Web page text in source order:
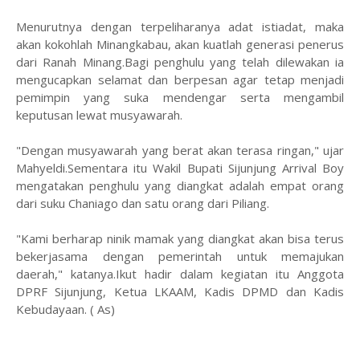
Menurutnya dengan terpeliharanya adat istiadat, maka
akan kokohlah Minangkabau, akan kuatlah generasi penerus
dari Ranah Minang.Bagi penghulu yang telah dilewakan ia
mengucapkan selamat dan berpesan agar tetap menjadi
pemimpin yang suka mendengar serta mengambil
keputusan lewat musyawarah.
"Dengan musyawarah yang berat akan terasa ringan," ujar
Mahyeldi.Sementara itu Wakil Bupati Sijunjung Arrival Boy
mengatakan penghulu yang diangkat adalah empat orang
dari suku Chaniago dan satu orang dari Piliang.
"Kami berharap ninik mamak yang diangkat akan bisa terus
bekerjasama dengan pemerintah untuk memajukan
daerah," katanya.Ikut hadir dalam kegiatan itu Anggota
DPRF Sijunjung, Ketua LKAAM, Kadis DPMD dan Kadis
Kebudayaan. ( As)